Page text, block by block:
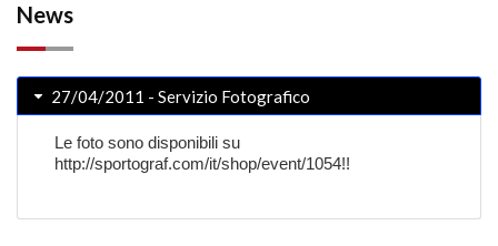
News
27/04/2011 - Servizio Fotografico
Le foto sono disponibili su
http://sportograf.com/it/shop/event/1054!!